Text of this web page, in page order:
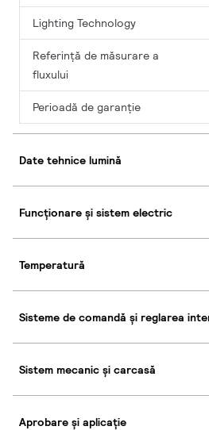
Lighting Technology
Referință de măsurare a
fluxului
Perioadă de garanţie
Date tehnice lumină
Funcționare și sistem electric
Temperatură
Sisteme de comandă și reglarea
Sistem mecanic și carcasă
Aprobare și aplicație